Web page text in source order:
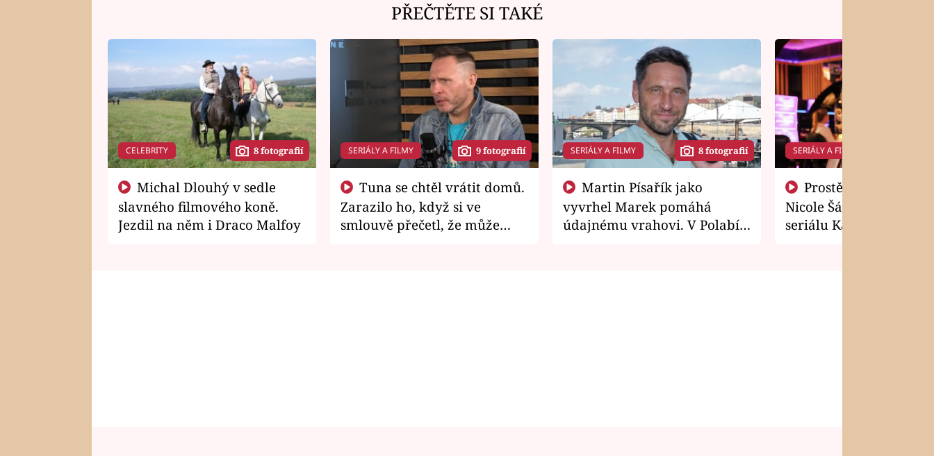
PŘEČTĚTE SI TAKÉ
CELEBRITY 8 fotografií
slavného filmového koně.
Jezdil na něm i Draco Malfoy
SERIÁLY A FILMY 9 fotografií
Zarazilo ho, když si ve
smlouvě přečetl, že může
SERIÁLY A FILMY 8 fotografií
vyvrhel Marek pomáhá
údajnému vrahovi. V Polabí
SERIÁLY A FILMY
Nicole Šáchová získala
seriálu Kamarádi